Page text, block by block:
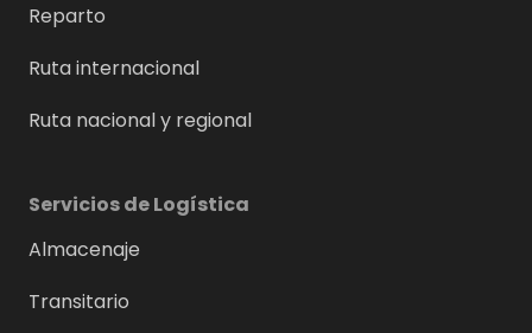
Reparto
Ruta internacional
Ruta nacional y regional
Servicios de Logística
Almacenaje
Transitario